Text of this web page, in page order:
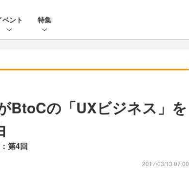
ベント 特集
BtoCの「UXビジネス」を
第4回
2017/03/13 07:00